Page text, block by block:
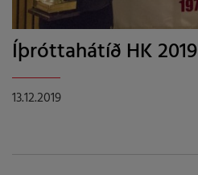
Íþróttahátíð HK 2019
13.12.2019